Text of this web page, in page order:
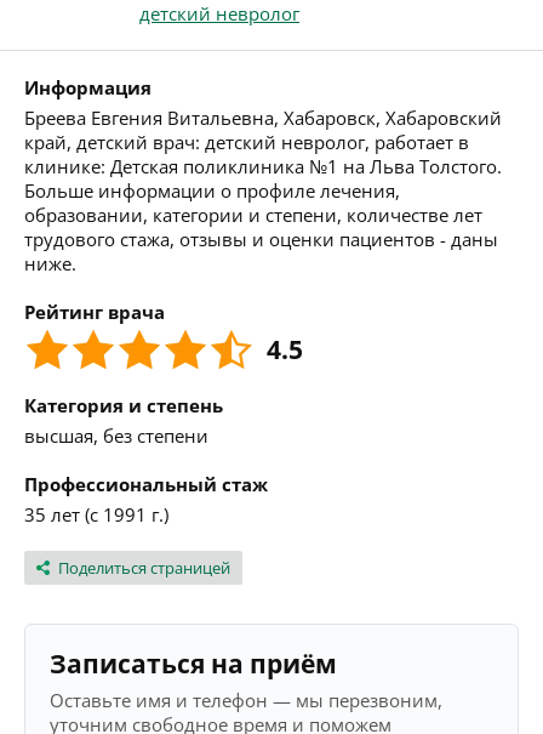
детский невролог
Информация
Бреева Евгения Витальевна, Хабаровск, Хабаровский
край, детский врач: детский невролог, работает в
клинике: Детская поликлиника №1 на Льва Толстого.
Больше информации о профиле лечения,
образовании, категории и степени, количестве лет
трудового стажа, отзывы и оценки пациентов - даны
ниже.
Рейтинг врача
4.5
Категория и степень
высшая, без степени
Профессиональный стаж
35 лет (с 1991 г.)
Поделиться страницей
Записаться на приём
Оставьте имя и телефон — мы перезвоним,
уточним свободное время и поможем